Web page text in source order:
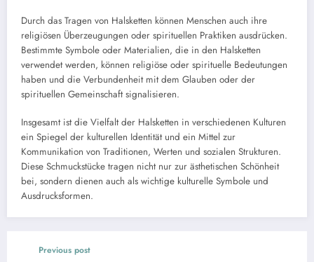
Durch das Tragen von Halsketten können Menschen auch ihre
religiösen Überzeugungen oder spirituellen Praktiken ausdrücken.
Bestimmte Symbole oder Materialien, die in den Halsketten
verwendet werden, können religiöse oder spirituelle Bedeutungen
haben und die Verbundenheit mit dem Glauben oder der
spirituellen Gemeinschaft signalisieren.
Insgesamt ist die Vielfalt der Halsketten in verschiedenen Kulturen
ein Spiegel der kulturellen Identität und ein Mittel zur
Kommunikation von Traditionen, Werten und sozialen Strukturen.
Diese Schmuckstücke tragen nicht nur zur ästhetischen Schönheit
bei, sondern dienen auch als wichtige kulturelle Symbole und
Ausdrucksformen.
Previous post